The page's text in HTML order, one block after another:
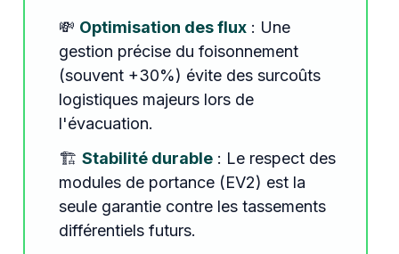
💸 Optimisation des flux: Une
gestion précise du foisonnement
(souvent +30%) évite des surcoûts
logistiques majeurs lors de
l'évacuation.
🏗️ Stabilité durable: Le respect des
modules de portance (EV2) est la
seule garantie contre les tassements
différentiels futurs.